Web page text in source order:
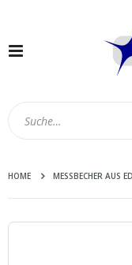
Navigation
HOME MESSBECHER AUS
Zum